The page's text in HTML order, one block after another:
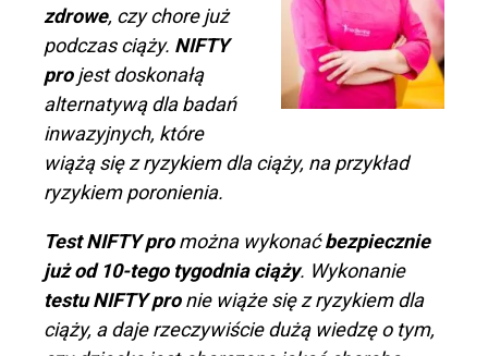
zdrowe, czy chore już
podczas ciąży. NIFTY
projest doskonałą
alternatywą dla badań
inwazyjnych, które
wiążą się z ryzykiem dla ciąży, na przykład
ryzykiem poronienia.
Test NIFTY promożna wykonaćbezpiecznie
już od 10-tego tygodnia ciąży. Wykonanie
testu NIFTY pronie wiąże się z ryzykiem dla
ciąży, a daje rzeczywiście dużą wiedzę o tym,